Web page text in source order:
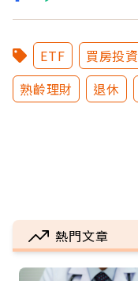
ETF 買房投資
熟齡理財
退休
熱門文章